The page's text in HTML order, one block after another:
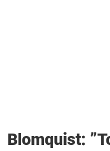
Blomquist: